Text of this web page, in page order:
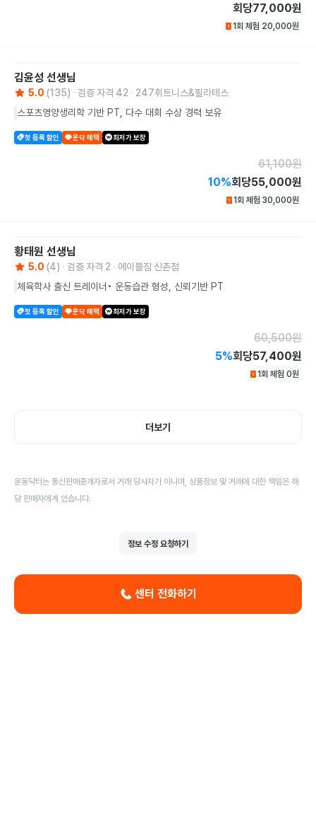
회당77,000원
1회 체험 20,000원
김윤성 선생님
5.0 (135) 검증 자격 42
247휘트니스&필라테스
스포츠영양생리학 기반 PT, 다수 대회 수상 경력 보유
첫 등록 할인 운닥 혜택 최저가 보장
61,100원
10%회당55,000원
1회 체험 30,000원
황태원 선생님
5.0 (4) 검증 자격 2
에이블짐 신촌점
체육학사 출신 트레이너• 운동습관 형성, 신뢰기반 PT
첫 등록 할인 운닥 혜택 최저가 보장
60,500원
5%회당57,400원
1회 체험 0원
더보기
운동닥터는 통신판매중개자로서 거래 당사자가 아니며, 상품정보 및 거래에 대한 책임은 해
당 판매자에게 있습니다.
정보 수정 요청하기
센터 전화하기